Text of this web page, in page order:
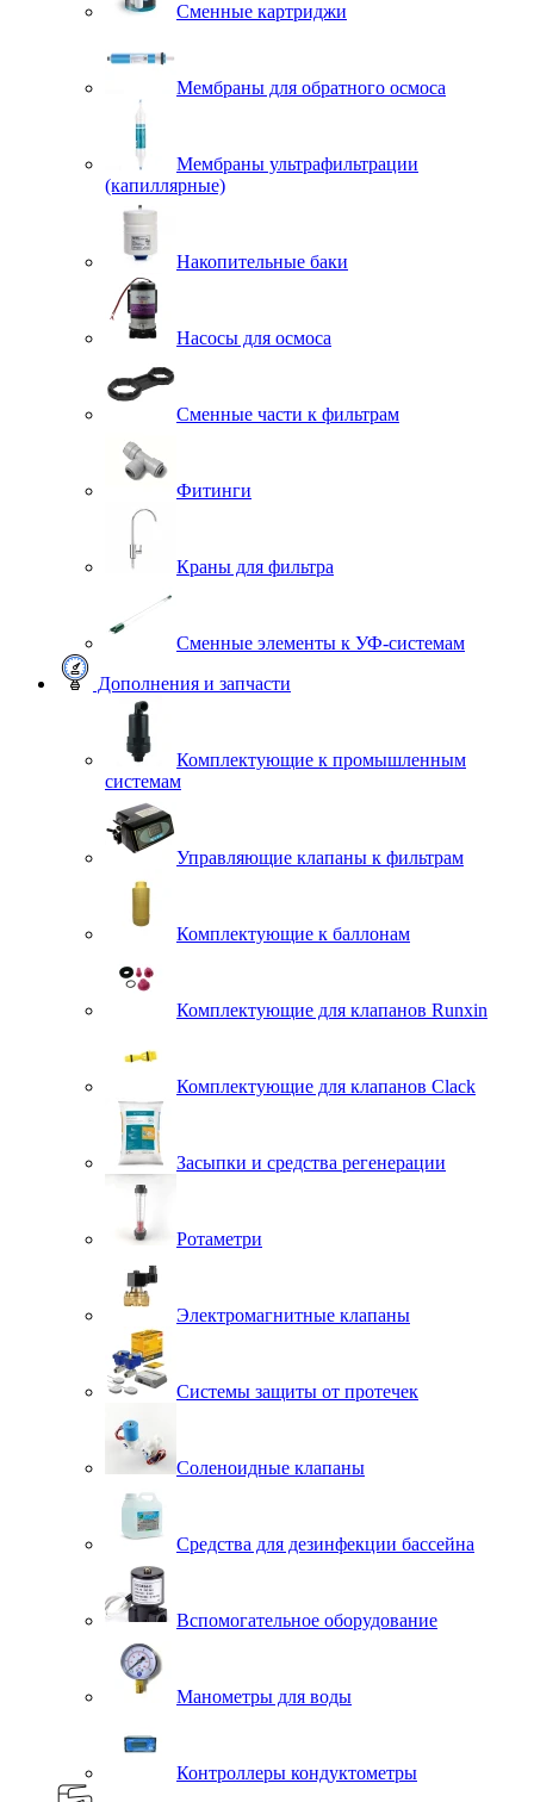
Сменные картриджи
Мембраны для обратного осмоса
Мембраны ультрафильтрации
(капиллярные)
Накопительные баки
Насосы для осмоса
Сменные части к фильтрам
Фитинги
Краны для фильтра
Сменные элементы к УФ-системам
Дополнения и запчасти
Комплектующие к промышленным
системам
Управляющие клапаны к фильтрам
Комплектующие к баллонам
Комплектующие для клапанов Runxin
Комплектующие для клапанов Clack
Засыпки и средства регенерации
Ротаметри
Электромагнитные клапаны
Системы защиты от протечек
Соленоидные клапаны
Средства для дезинфекции бассейна
Вспомогательное оборудование
Манометры для воды
Контроллеры кондуктометры